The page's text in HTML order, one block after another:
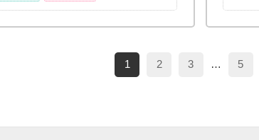
1 2 3 … 5